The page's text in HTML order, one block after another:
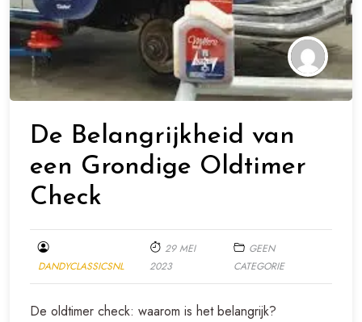
De Belangrijkheid van
een Grondige Oldtimer
Check
DANDYCLASSICSNL
29 MEI
2023
GEEN
CATEGORIE
De oldtimer check: waarom is het belangrijk?